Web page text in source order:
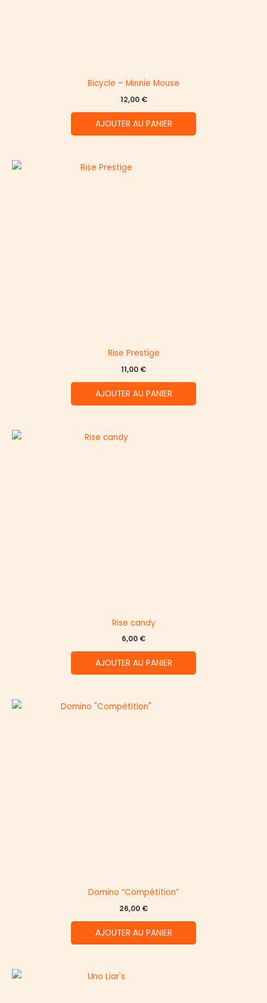
Bicycle – Minnie Mouse
12,00 €
AJOUTER AU PANIER
Rise Prestige
11,00 €
AJOUTER AU PANIER
Rise candy
6,00 €
AJOUTER AU PANIER
Domino “Compétition”
26,00 €
AJOUTER AU PANIER